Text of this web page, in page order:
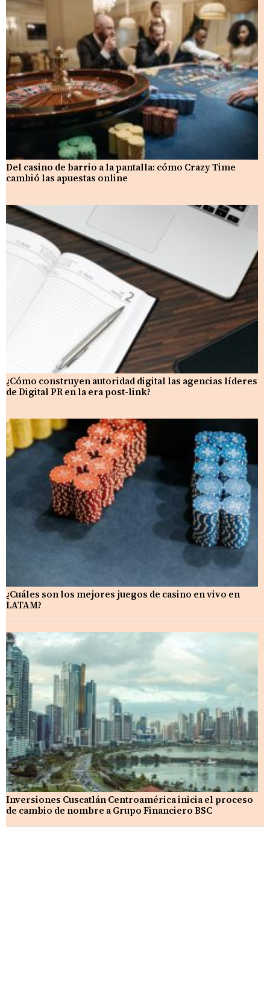
Del casino de barrio a la pantalla: cómo Crazy Time
cambió las apuestas online
¿Cómo construyen autoridad digital las agencias líderes
de Digital PR en la era post-link?
¿Cuáles son los mejores juegos de casino en vivo en
LATAM?
Inversiones Cuscatlán Centroamérica inicia el proceso
de cambio de nombre a Grupo Financiero BSC